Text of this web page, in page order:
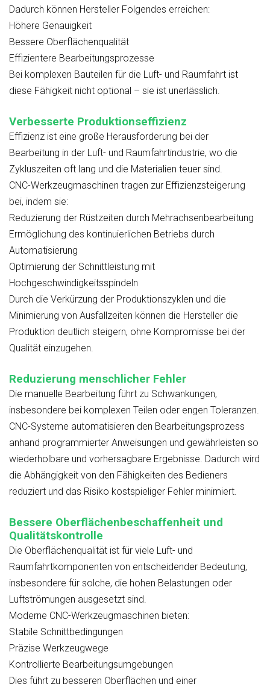
Dadurch können Hersteller Folgendes erreichen:
Höhere Genauigkeit
Bessere Oberflächenqualität
Effizientere Bearbeitungsprozesse
Bei komplexen Bauteilen für die Luft- und Raumfahrt ist
diese Fähigkeit nicht optional – sie ist unerlässlich.
Verbesserte Produktionseffizienz
Effizienz ist eine große Herausforderung bei der
Bearbeitung in der Luft- und Raumfahrtindustrie, wo die
Zykluszeiten oft lang und die Materialien teuer sind.
CNC-Werkzeugmaschinen tragen zur Effizienzsteigerung
bei, indem sie:
Reduzierung der Rüstzeiten durch Mehrachsenbearbeitung
Ermöglichung des kontinuierlichen Betriebs durch
Automatisierung
Optimierung der Schnittleistung mit
Hochgeschwindigkeitsspindeln
Durch die Verkürzung der Produktionszyklen und die
Minimierung von Ausfallzeiten können die Hersteller die
Produktion deutlich steigern, ohne Kompromisse bei der
Qualität einzugehen.
Reduzierung menschlicher Fehler
Die manuelle Bearbeitung führt zu Schwankungen,
insbesondere bei komplexen Teilen oder engen Toleranzen.
CNC-Systeme automatisieren den Bearbeitungsprozess
anhand programmierter Anweisungen und gewährleisten so
wiederholbare und vorhersagbare Ergebnisse. Dadurch wird
die Abhängigkeit von den Fähigkeiten des Bedieners
reduziert und das Risiko kostspieliger Fehler minimiert.
Bessere Oberflächenbeschaffenheit und
Qualitätskontrolle
Die Oberflächenqualität ist für viele Luft- und
Raumfahrtkomponenten von entscheidender Bedeutung,
insbesondere für solche, die hohen Belastungen oder
Luftströmungen ausgesetzt sind.
Moderne CNC-Werkzeugmaschinen bieten:
Stabile Schnittbedingungen
Präzise Werkzeugwege
Kontrollierte Bearbeitungsumgebungen
Dies führt zu besseren Oberflächen und einer